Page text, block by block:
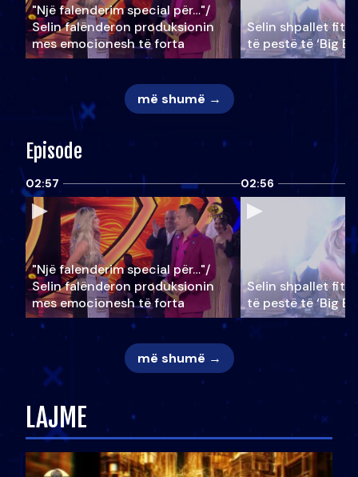
"Një falenderim special për…"/
Selin falënderon produksionin
mes emocionesh të forta
Selin shpallet
të pestë të ‘Big
më shumë →
Episode
02:57
"Një falenderim special për…"/
Selin falënderon produksionin
mes emocionesh të forta
02:56
Selin shpallet
të pestë të ‘Big
më shumë →
LAJME